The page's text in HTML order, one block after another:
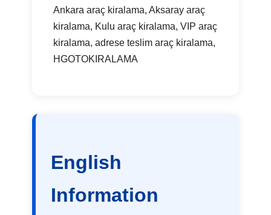
Ankara araç kiralama, Aksaray araç
kiralama, Kulu araç kiralama, VIP araç
kiralama, adrese teslim araç kiralama,
HGOTOKIRALAMA
English
Information